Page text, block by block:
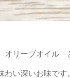
オリーブオイル
わい深いお味です